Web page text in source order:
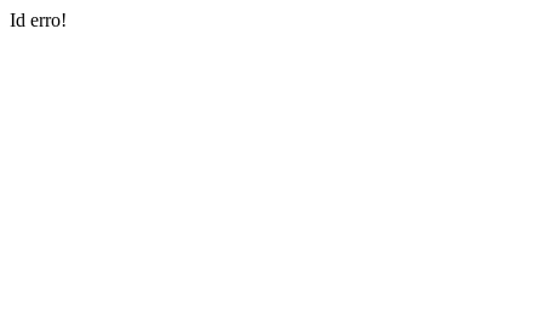
Id erro!